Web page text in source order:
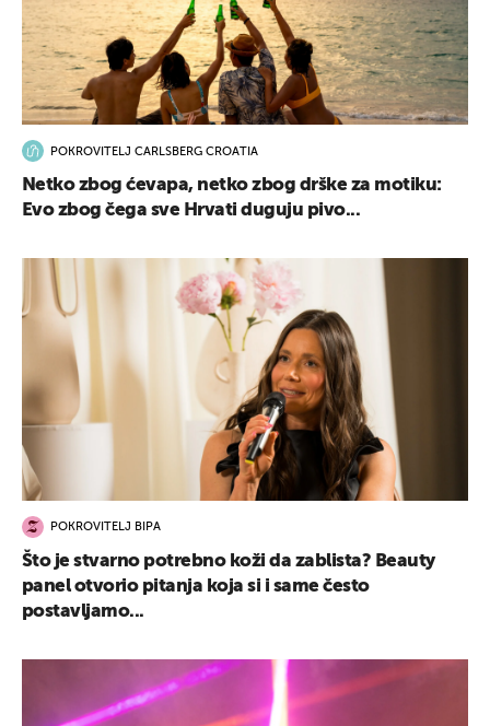
POKROVITELJ CARLSBERG CROATIA
Netko zbog ćevapa, netko zbog drške za motiku:
Evo zbog čega sve Hrvati duguju pivo...
POKROVITELJ BIPA
Što je stvarno potrebno koži da zablista? Beauty
panel otvorio pitanja koja si i same često
postavljamo...